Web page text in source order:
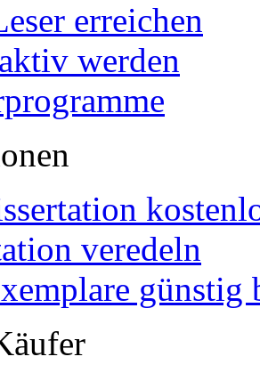
erreichen
werden
veredeln
günstig